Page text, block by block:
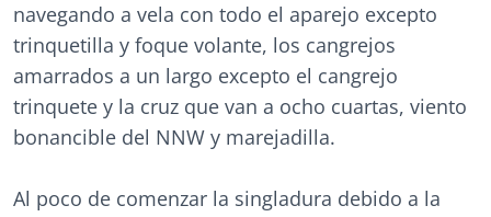
navegando a vela con todo el aparejo excepto
trinquetilla y foque volante, los cangrejos
amarrados a un largo excepto el cangrejo
trinquete y la cruz que van a ocho cuartas, viento
bonancible del NNW y marejadilla.
Al poco de comenzar la singladura debido a la